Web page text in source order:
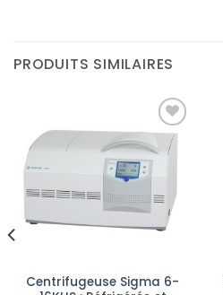
PRODUITS SIMILAIRES
Ajouter
à la liste
d’envies
Centrifugeuse Sigma 6-